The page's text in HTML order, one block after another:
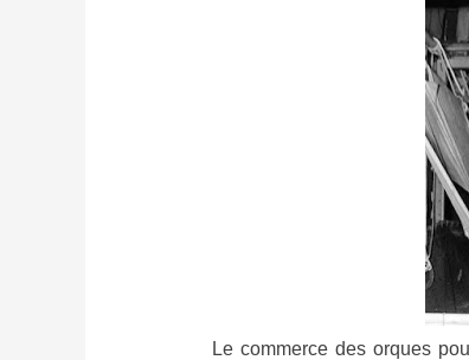
Le commerce des orques